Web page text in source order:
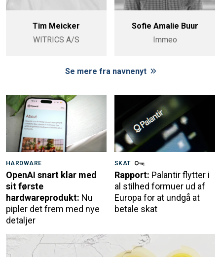
Tim Meicker
WITRICS A/S
Sofie Amalie Buur
Immeo
Se mere fra navnenyt
HARDWARE
OpenAI snart klar med
sit første
hardwareprodukt: Nu
pipler det frem med nye
detaljer
SKAT
Rapport: Palantir flytter i
al stilhed formuer ud af
Europa for at undgå at
betale skat